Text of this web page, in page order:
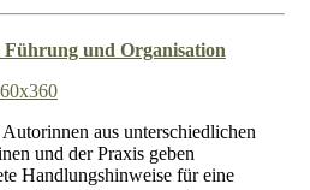
und Organisation
aus unterschiedlichen
und der Praxis geben
Handlungshinweise für eine